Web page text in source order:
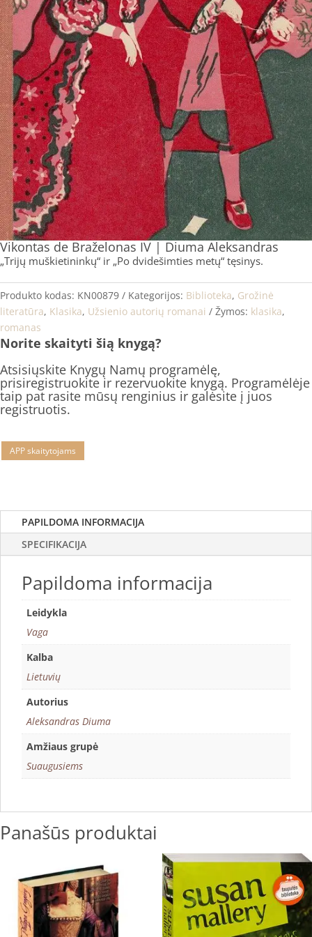
Vikontas de Braželonas IV | Diuma Aleksandras
„Trijų muškietininkų“ ir „Po dvidešimties metų“ tęsinys.
Produkto kodas: KN00879 Kategorijos: Biblioteka, Grožinė
literatūra, Klasika, Užsienio autorių romanai Žymos: klasika,
romanas
Norite skaityti šią knygą?
Atsisiųskite Knygų Namų programėlę,
prisiregistruokite ir rezervuokite knygą. Programėlėje
taip pat rasite mūsų renginius ir galėsite į juos
registruotis.
APP skaitytojams
PAPILDOMA INFORMACIJA
SPECIFIKACIJA
Papildoma informacija
Leidykla
Vaga
Kalba
Lietuvių
Autorius
Aleksandras Diuma
Amžiaus grupė
Suaugusiems
Panašūs produktai